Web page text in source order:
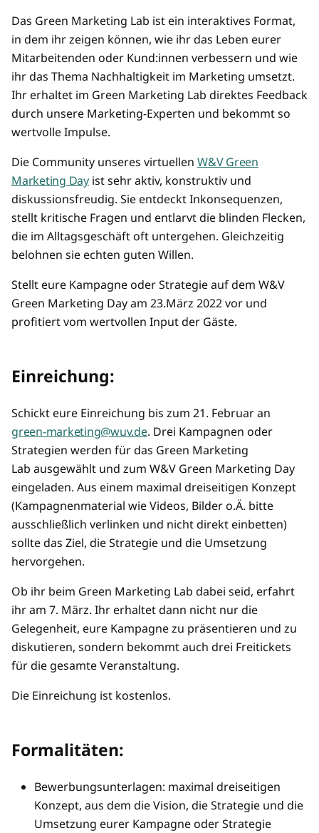
Das Green Marketing Lab ist ein interaktives Format,
in dem ihr zeigen können, wie ihr das Leben eurer
Mitarbeitenden oder Kund:innen verbessern und wie
ihr das Thema Nachhaltigkeit im Marketing umsetzt.
Ihr erhaltet im Green Marketing Lab direktes Feedback
durch unsere Marketing-Experten und bekommt so
wertvolle Impulse.
Die Community unseres virtuellen W&V Green
Marketing Dayist sehr aktiv, konstruktiv und
diskussionsfreudig. Sie entdeckt Inkonsequenzen,
stellt kritische Fragen und entlarvt die blinden Flecken,
die im Alltagsgeschäft oft untergehen. Gleichzeitig
belohnen sie echten guten Willen.
Stellt eure Kampagne oder Strategie auf dem W&V
Green Marketing Day am 23.März 2022 vor und
profitiert vom wertvollen Input der Gäste.
Einreichung:
Schickt eure Einreichung bis zum 21. Februar an
green-marketing@wuv.de. Drei Kampagnen oder
Strategien werden für das Green Marketing
Lab ausgewählt und zum W&V Green Marketing Day
eingeladen. Aus einem maximal dreiseitigen Konzept
(Kampagnenmaterial wie Videos, Bilder o.Ä. bitte
ausschließlich verlinken und nicht direkt einbetten)
sollte das Ziel, die Strategie und die Umsetzung
hervorgehen.
Ob ihr beim Green Marketing Lab dabei seid, erfahrt
ihr am 7. März. Ihr erhaltet dann nicht nur die
Gelegenheit, eure Kampagne zu präsentieren und zu
diskutieren, sondern bekommt auch drei Freitickets
für die gesamte Veranstaltung.
Die Einreichung ist kostenlos.
Formalitäten:
Bewerbungsunterlagen: maximal dreiseitigen
Konzept, aus dem die Vision, die Strategie und die
Umsetzung eurer Kampagne oder Strategie